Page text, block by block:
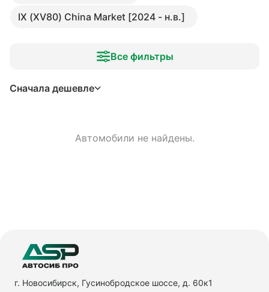
IX (XV80) China Market [2024 - н.в.]
Все фильтры
Сначала дешевле
Автомобили не найдены.
г. Новосибирск, Гусинобродское шоссе, д. 60к1